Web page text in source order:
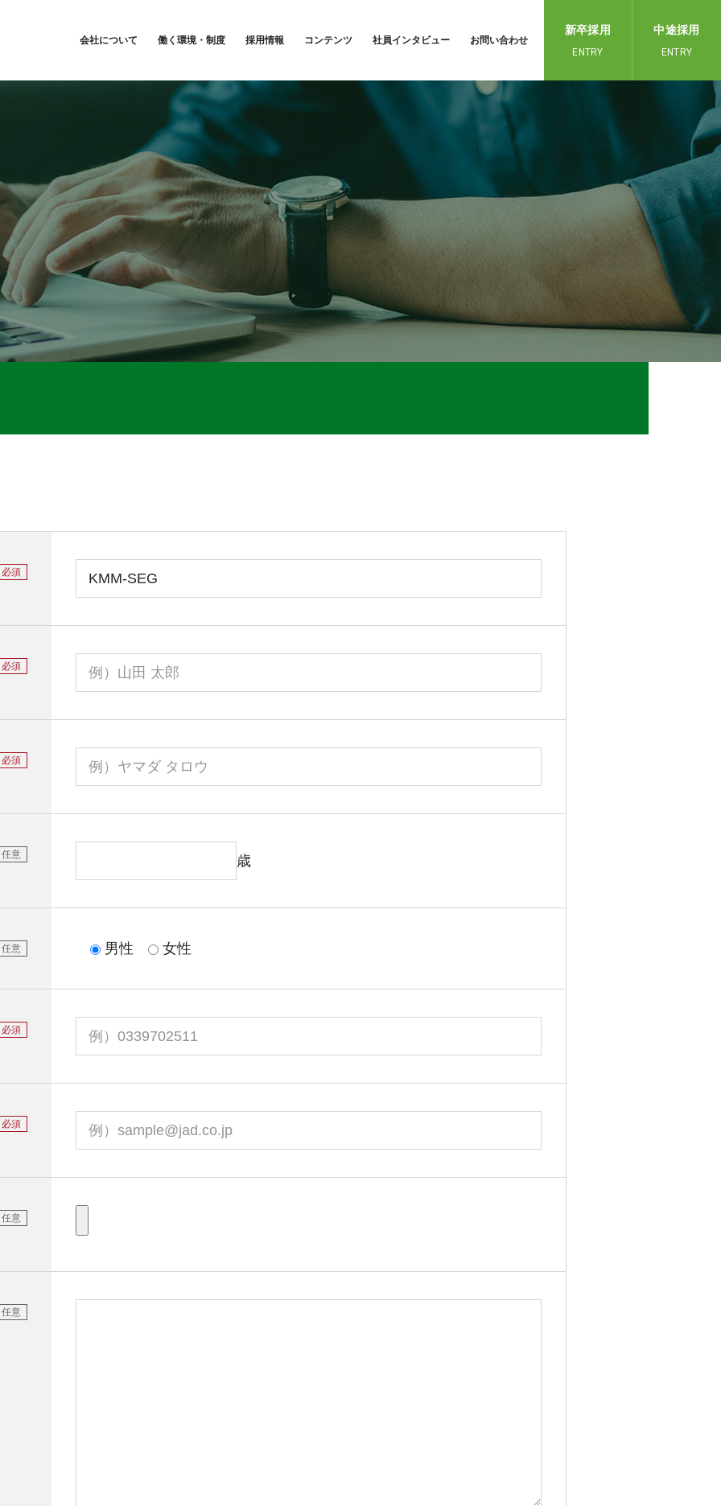
会社について 働く環境・制度 採用情報 コンテンツ 社員インタビュー お問い合わせ
新卒採用
ENTRY
中途採用
ENTRY
必須
必須
必須
任意 歳
任意 男性 女性
必須
必須
任意
任意